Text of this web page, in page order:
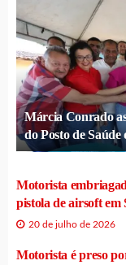
Márcia Conrado
do Posto de Saúde
Motorista
pistola de airsoft em
20 de julho de 2026
Motorista é preso